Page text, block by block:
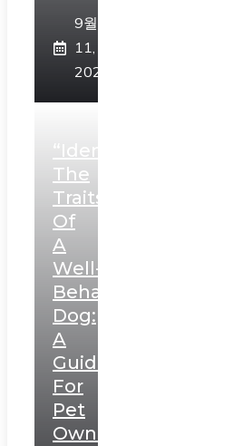
9월
11,
2023
“Identifying
The
Traits
Of
A
Well-
Behaved
Dog:
A
Guide
For
Pet
Owners”